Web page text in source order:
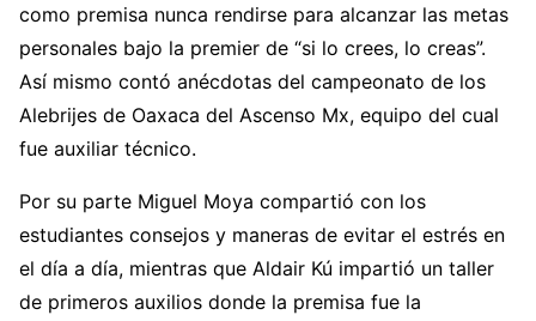
como premisa nunca rendirse para alcanzar las metas
personales bajo la premier de “si lo crees, lo creas”.
Así mismo contó anécdotas del campeonato de los
Alebrijes de Oaxaca del Ascenso Mx, equipo del cual
fue auxiliar técnico.
Por su parte Miguel Moya compartió con los
estudiantes consejos y maneras de evitar el estrés en
el día a día, mientras que Aldair Kú impartió un taller
de primeros auxilios donde la premisa fue la